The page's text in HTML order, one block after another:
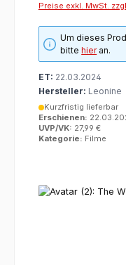
Preise exkl. MwSt.
Um dieses
bittehieran.
ET: 22.03.2024
Hersteller: Leonine
Kurzfristig lieferbar
Erschienen:
UVP/VK: 27,99 €
Kategorie: Filme